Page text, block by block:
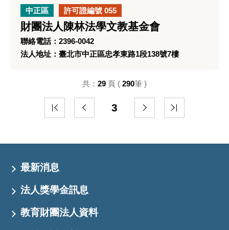
中正區 許可證編號 055
財團法人陳林法學文教基金會
聯絡電話：2396-0042
法人地址：臺北市中正區忠孝東路1段138號7樓
3
共： 29 頁 ( 290筆 )
最新消息
法人獎學金訊息
教育財團法人資料